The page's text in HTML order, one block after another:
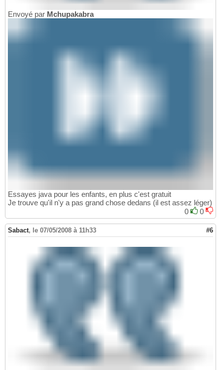
Envoyé par Mchupakabra
Essayes java pour les enfants, en plus c'est gratuit
Je trouve qu'il n'y a pas grand chose dedans (il est assez léger)
0
0
Sabact, le 07/05/2008 à 11h33 #6